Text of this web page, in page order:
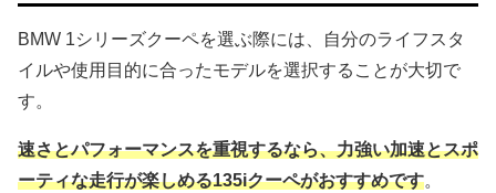
BMW 1シリーズクーペを選ぶ際には、自分のライフスタ
イルや使用目的に合ったモデルを選択することが大切で
す。
速さとパフォーマンスを重視するなら、力強い加速とスポ
ーティな走行が楽しめる135iクーペがおすすめです。